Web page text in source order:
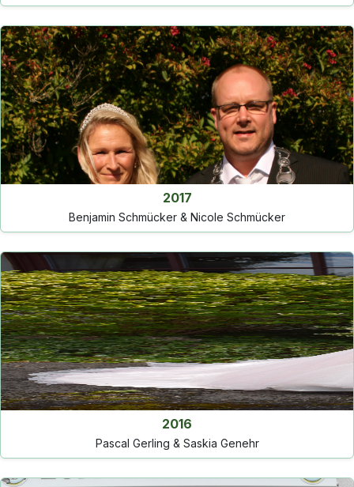
2017
Benjamin Schmücker & Nicole Schmücker
2016
Pascal Gerling & Saskia Genehr